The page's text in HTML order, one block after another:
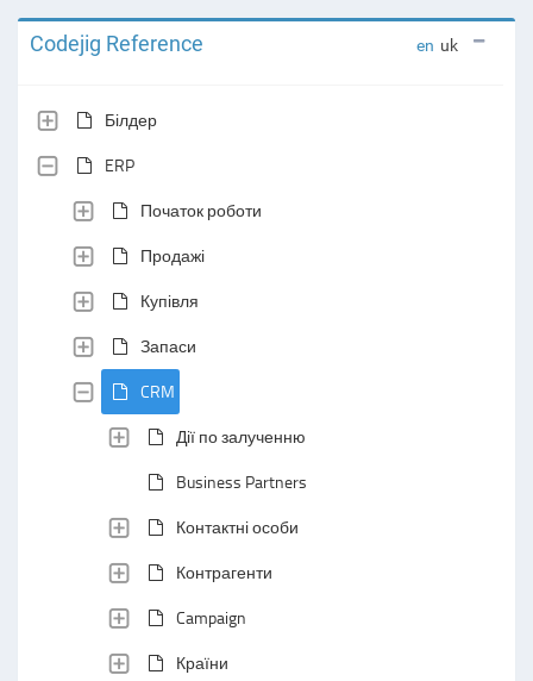
Codejig Reference en uk
Білдер
ERP
Початок роботи
Продажі
Купівля
Запаси
CRM
Дії по залученню
Business Partners
Контактні особи
Контрагенти
Campaign
Країни